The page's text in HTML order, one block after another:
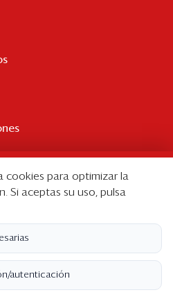
cookies para optimizar la
Si aceptas su uso, pulsa
autenticación